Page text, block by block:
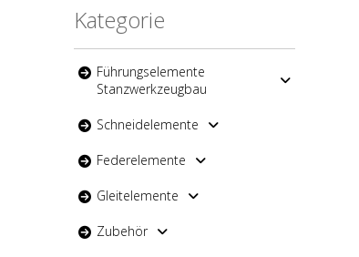
Kategorie
Führungselemente
Stanzwerkzeugbau
Schneidelemente
Federelemente
Gleitelemente
Zubehör